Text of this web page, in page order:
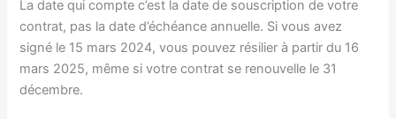
La date qui compte c’est la date de souscription de votre
contrat, pas la date d’échéance annuelle. Si vous avez
signé le 15 mars 2024, vous pouvez résilier à partir du 16
mars 2025, même si votre contrat se renouvelle le 31
décembre.